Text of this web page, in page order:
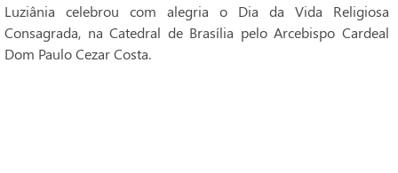
Luziânia celebrou com alegria o Dia da Vida Religiosa
Consagrada, na Catedral de Brasília pelo Arcebispo Cardeal
Dom Paulo Cezar Costa.